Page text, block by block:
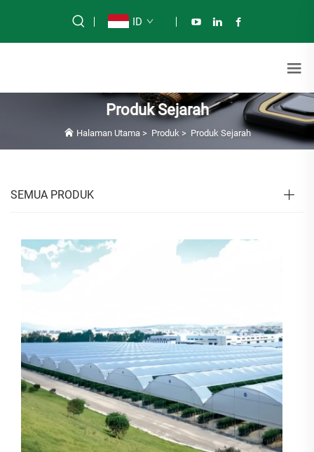
ID
Produk Sejarah
Halaman Utama> Produk> Produk Sejarah
SEMUA PRODUK